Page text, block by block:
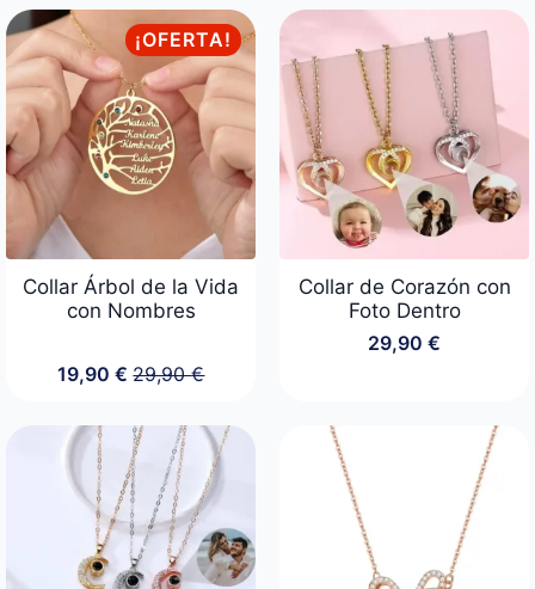
precios:
desde
19,90 €
hasta
34,90 €
desde
19,90 €
hasta
34,90 €
¡OFERTA!
Collar Árbol de la Vida
con Nombres
29,90€
El
original
era:
29,90 €.
19,90 € El
actual
es:
19,90 €.
Collar de Corazón con
Foto Dentro
29,90 €